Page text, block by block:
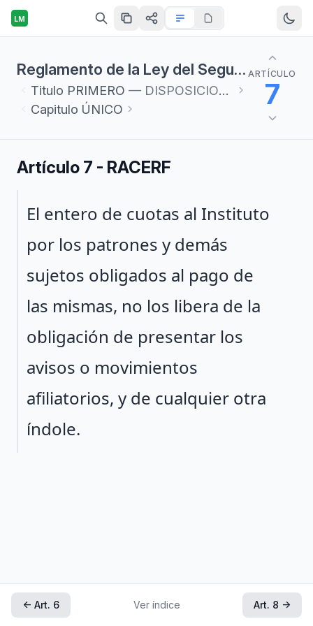
LM
Reglamento de la Ley del Seguro Social en materia de Afiliación, Clasificación de Empresas, Recaudación y Fiscalización
Titulo PRIMERO — DISPOSICIONES GENERALES
Capitulo ÚNICO
ARTÍCULO
7
Artículo 7 - RACERF
Párrafo 1
El entero de cuotas al Instituto
por los patrones y demás
sujetos obligados al pago de
las mismas, no los libera de la
obligación de presentar los
avisos o movimientos
afiliatorios, y de cualquier otra
índole.
← Art. 6 Ver índice Art. 8 →